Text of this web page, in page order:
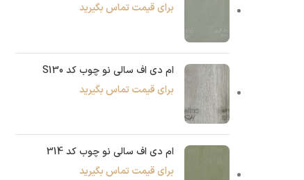
برای قیمت تماس بگیرید
ام دی اف سالی نو چوب کد S130
برای قیمت تماس بگیرید
ام دی اف سالی نو چوب کد 314
برای قیمت تماس بگیرید